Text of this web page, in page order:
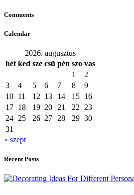
Comments
Calendar
2026. augusztus
hét ked sze csü pén szo vas
1
2
3
4 5 6 7 8
9
10 11 12 13 14 15 16
17 18 19 20 21 22
23
24 25 26 27 28 29 30
31
« szept
Recent Posts